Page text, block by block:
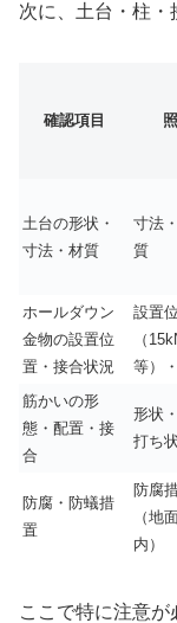
次に、土台・柱・
確認項目
土台の形状・
寸法・材質
寸法
質
ホールダウン
金物の設置位
置・接合状況
設置
（
等）
筋かいの形
態・配置・接
合
形状
打ち
防腐・防蟻措
置
防腐
（地
内）
ここで特に注意が